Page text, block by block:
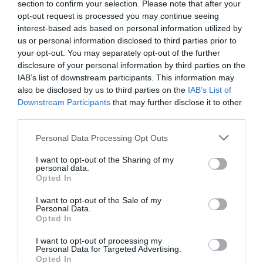
section to confirm your selection. Please note that after your
opt-out request is processed you may continue seeing
interest-based ads based on personal information utilized by
us or personal information disclosed to third parties prior to
your opt-out. You may separately opt-out of the further
disclosure of your personal information by third parties on the
IAB’s list of downstream participants. This information may
also be disclosed by us to third parties on the IAB’s List of
Downstream Participants that may further disclose it to other
Personal Data Processing Opt Outs
I want to opt-out of the Sharing of my
personal data.
Opted In
I want to opt-out of the Sale of my
Personal Data.
Opted In
I want to opt-out of processing my
Personal Data for Targeted Advertising.
Opted In
peixos com el turbot o el Sant Pere, si bé als
actuals preus de mercat demanar-los pot pujar
considerablement el compte final.
Hi ha una proposta clara.
Dos menús degustació per
no preocupar-se de 40 i 70
euros. Un tiquet mitjà d'uns
50 per a qualsevol àpat
compartit
Però, sobretot, hi ha una proposta clara. Dos
menús degustació per no preocupar-se de 40 i 70
euros. Un tiquet mitjà de prop de 50 per a